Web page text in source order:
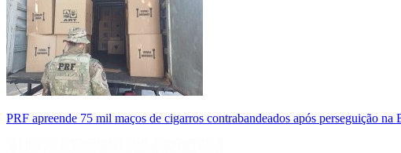
PRF apreende 75 mil maços de cigarros contrabandeados após perseguição